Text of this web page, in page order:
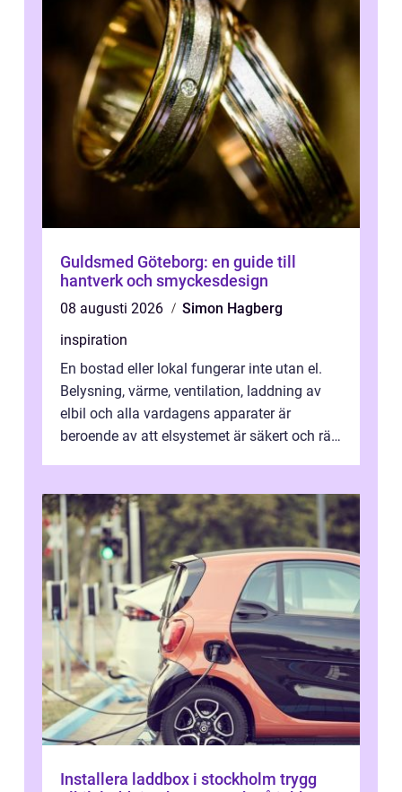
Guldsmed Göteborg: en guide till
hantverk och smyckesdesign
08 augusti 2026
Simon Hagberg
inspiration
En bostad eller lokal fungerar inte utan el.
Belysning, värme, ventilation, laddning av
elbil och alla vardagens apparater är
beroende av att elsystemet är säkert och rätt
Installera laddbox i stockholm trygg